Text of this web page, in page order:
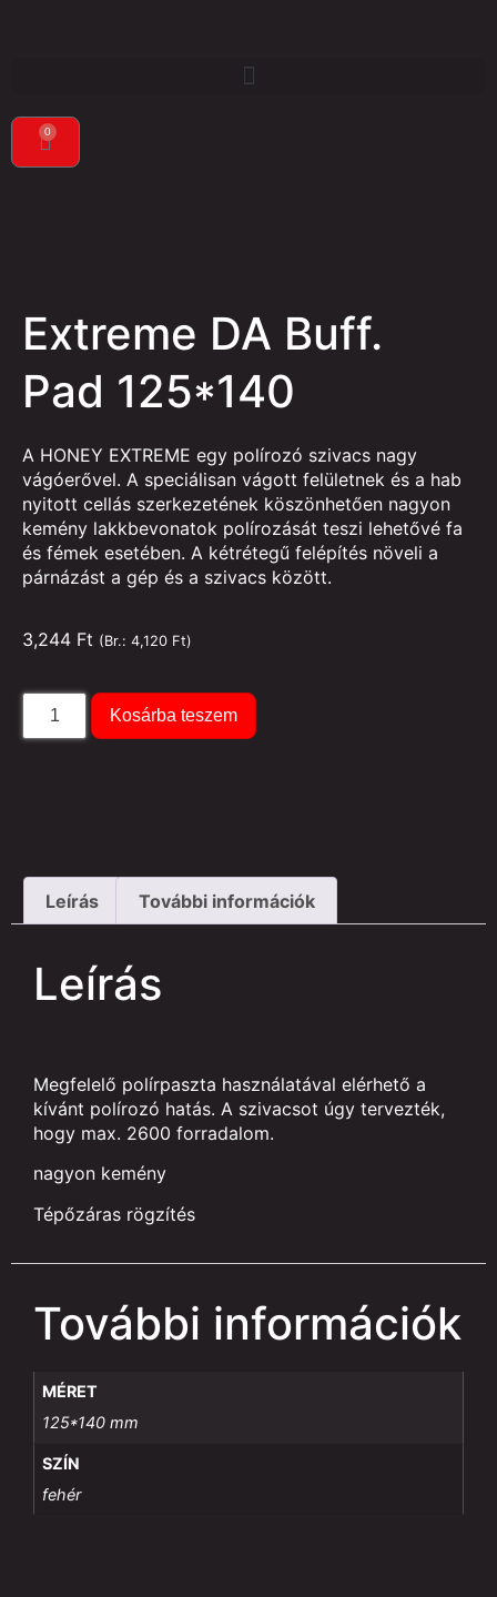
0
Extreme DA Buff.
Pad 125*140
A HONEY EXTREME egy polírozó szivacs nagy
vágóerővel. A speciálisan vágott felületnek és a hab
nyitott cellás szerkezetének köszönhetően nagyon
kemény lakkbevonatok polírozását teszi lehetővé fa
és fémek esetében. A kétrétegű felépítés növeli a
párnázást a gép és a szivacs között.
3,244 Ft (Br.: 4,120 Ft)
Kosárba teszem
Leírás További információk
Leírás
Megfelelő polírpaszta használatával elérhető a
kívánt polírozó hatás. A szivacsot úgy tervezték,
hogy max. 2600 forradalom.
nagyon kemény
Tépőzáras rögzítés
További információk
MÉRET
125*140 mm
SZÍN
fehér